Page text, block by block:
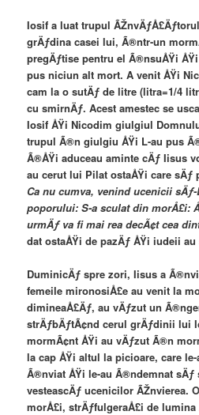
Iosif a luat trupul
grÄƒdina casei lui, Ã®ntr-un
pregÄƒtise pentru el Ã®nsuÅŸi
pus niciun alt mort. A venit ÅŸi
cam la o sutÄƒ de litre (litra=1/4
cu smirnÄƒ. Acest amestec se
Iosif ÅŸi Nicodim giulgiul
trupul Ã®n giulgiu ÅŸi L-au pus
Ã®ÅŸi aduceau aminte cÄƒ Iisus
au cerut lui Pilat ostaÅŸi care sÄƒ
Ca nu cumva, venind ucenicii
poporului: S-a sculat din morÅ£i:
urmÄƒ va fi mai rea decÃ¢t cea
dat ostaÅŸi de pazÄƒ ÅŸi iudeii
DuminicÄƒ spre zori, Iisus a
femeile mironosiÅ£e au venit la
dimineaÅ£Äƒ, au vÄƒzut un
strÄƒbÄƒtÃ¢nd cerul grÄƒdinii lui
mormÃ¢nt ÅŸi au vÄƒzut Ã®n
la cap ÅŸi altul la picioare, care
Ã®nviat ÅŸi le-au Ã®ndemnat sÄƒ
vesteascÄƒ ucenicilor ÃŽnvierea.
morÅ£i, strÄƒfulgeraÅ£i de